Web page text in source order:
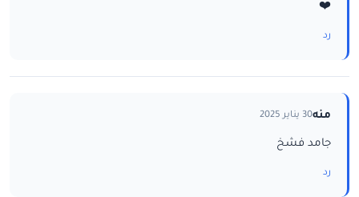
❤️
رد
منه30 يناير 2025
جامد فشخ
رد